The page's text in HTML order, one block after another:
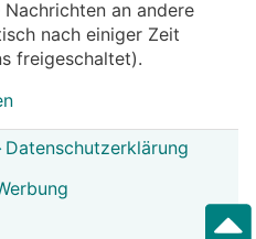
an andere
nach einiger Zeit
freigeschaltet).
Datenschutzerklärung